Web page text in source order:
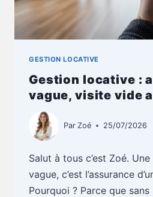
GESTION LOCATIVE
Gestion locative :
vague, visite vide
Par Zoé 25/07/2026
Salut à tous c’est Zoé.
vague, c’est l’assurance
Pourquoi ? Parce que